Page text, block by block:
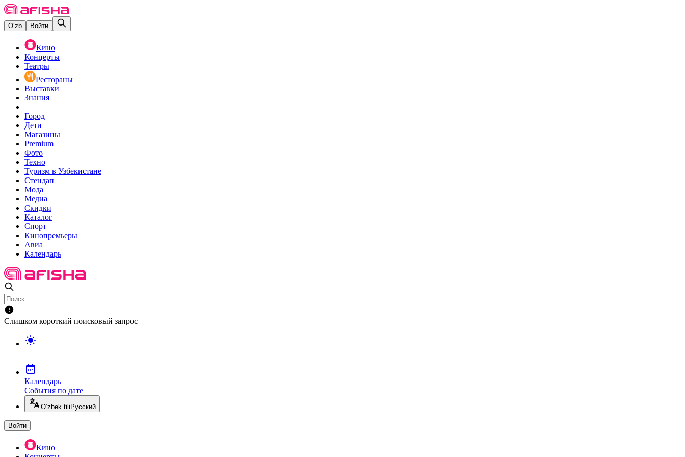
O‘zb Войти
Кино
Концерты
Театры
Рестораны
Выставки
Знания
Город
Дети
Магазины
Premium
Фото
Техно
Туризм в Узбекистане
Стендап
Мода
Медиа
Скидки
Каталог
Спорт
Кинопремьеры
Авиа
Календарь
Слишком короткий поисковый запрос
Календарь
События по дате
O’zbek tili Русский
Войти
Кино